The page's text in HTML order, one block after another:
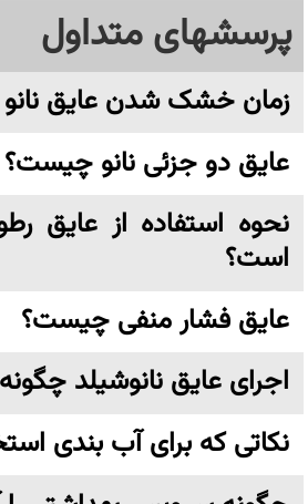
پرسشهای متداول
زمان خشک شدن عایق
عایق دو جزئی نانو چیست؟
نحوه استفاده از عایق
است؟
عایق فشار منفی چیست؟
اجرای عایق نانوشیلد
نکاتی که برای آب بندی